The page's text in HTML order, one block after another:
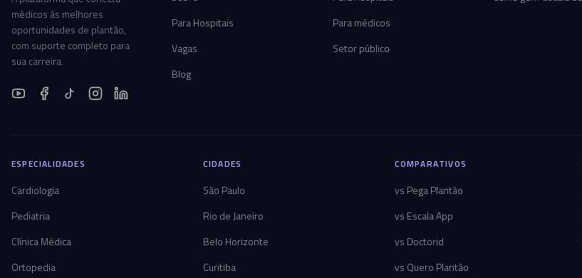
médicos às melhores
oportunidades de plantão,
com suporte completo para
sua carreira.
Para Hospitais
Vagas
Blog
Para médicos
Setor público
ESPECIALIDADES
Cardiologia
Pediatria
Clínica Médica
Ortopedia
CIDADES
São Paulo
Rio de Janeiro
Belo Horizonte
Curitiba
COMPARATIVOS
vs Pega Plantão
vs Escala App
vs Doctorid
vs Quero Plantão